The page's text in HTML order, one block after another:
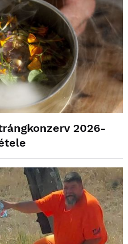
2026-